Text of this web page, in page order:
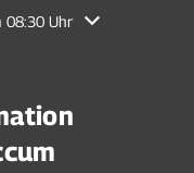
oder Schließzeiten
08:30 Uhr